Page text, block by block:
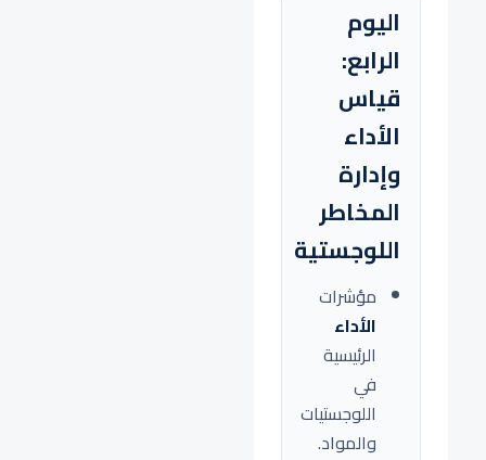
اليوم
الرابع:
قياس
الأداء
وإدارة
المخاطر
اللوجستية
مؤشرات
الأداء
الرئيسية
في
اللوجستيات
والمواد.